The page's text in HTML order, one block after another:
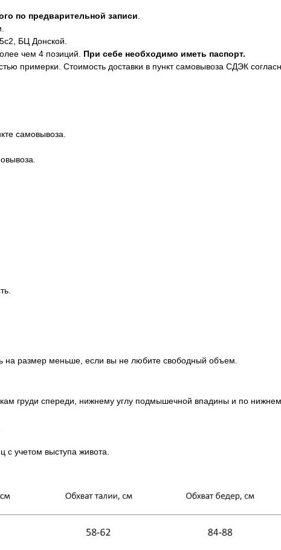
по предварительной записи.
БЦ Донской.
чем 4 позиций. При себе необходимо иметь паспорт.
примерки. Стоимость доставки в пункт самовывоза СДЭК
самовывоза.
на размер меньше, если вы не любите свободный объем.
груди спереди, нижнему углу подмышечной впадины и по
с учетом выступа живота.